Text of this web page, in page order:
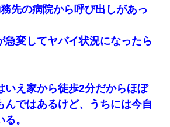
先の病院から呼び出しがあっ
急変してヤバイ状況になったら
いえ家から徒歩2分だからほぼ
んではあるけど、うちには今自
。